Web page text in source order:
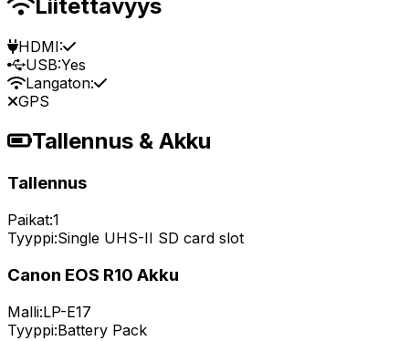
Liitettävyys
HDMI:
USB:Yes
Langaton:
GPS
Tallennus & Akku
Tallennus
Paikat:1
Tyyppi:Single UHS-II SD card slot
Canon EOS R10 Akku
Malli:LP-E17
Tyyppi:Battery Pack